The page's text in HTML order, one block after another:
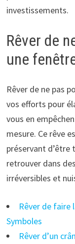
investissements.
Rêver de
une
Rêver de ne pas
vos efforts pour
vous en
mesure. Ce rêve
préservant d’être
retrouver dans
irréversibles et
Rêver de faire
Symboles
Rêver d’un